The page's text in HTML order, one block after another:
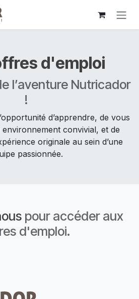
d'emploi
l’aventure Nutricador
!
d’apprendre, de vous
convivial, et de
originale au sein d’une
passionnée.
pour accéder aux
d'emploi.